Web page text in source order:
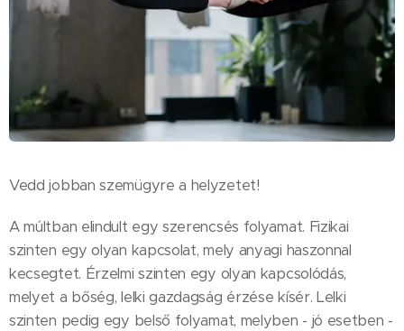
Vedd jobban szemügyre a helyzetet!
A múltban elindult egy szerencsés folyamat. Fizikai
szinten egy olyan kapcsolat, mely anyagi haszonnal
kecsegtet. Érzelmi szinten egy olyan kapcsolódás,
melyet a bőség, lelki gazdagság érzése kísér. Lelki
szinten pedig egy belső folyamat, melyben - jó esetben -